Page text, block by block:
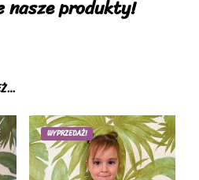
nasze produkty!
WYPRZEDAŻ!